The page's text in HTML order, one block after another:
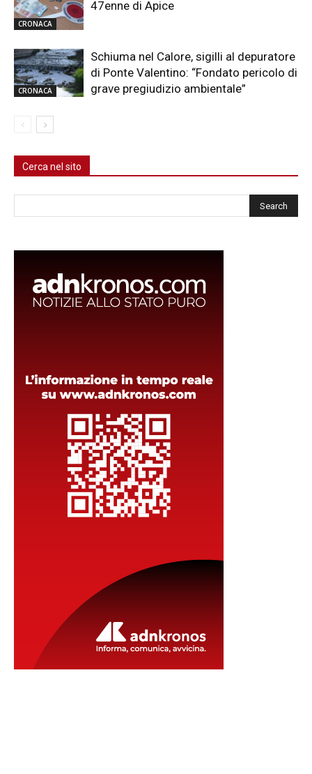
CRONACA
47enne di Apice
CRONACA
Schiuma nel Calore, sigilli al depuratore
di Ponte Valentino: “Fondato pericolo di
grave pregiudizio ambientale”
Cerca nel sito